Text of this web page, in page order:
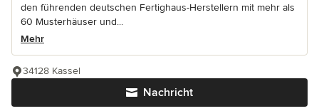
den führenden deutschen Fertighaus-Herstellern mit mehr als
60 Musterhäuser und...
Mehr
Nachricht
34128 Kassel